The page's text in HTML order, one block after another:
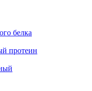
белка
протеин